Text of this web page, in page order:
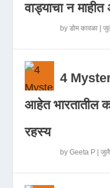
वाड्याचा न
byडोम कावळा |
4
आहेत भारतातील
रहस्य
byGeeta P |